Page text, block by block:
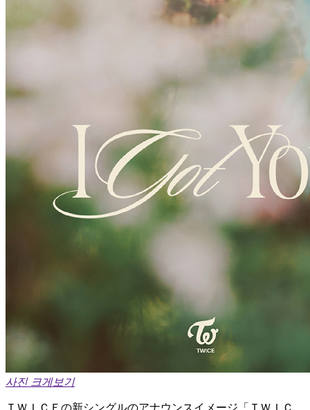
사진 크게보기
ＴＷＩＣＥの新シングルのアナウンスイメージ「ＴＷＩＣ